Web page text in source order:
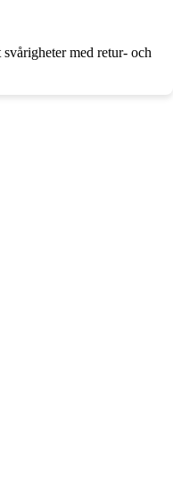
med retur- och